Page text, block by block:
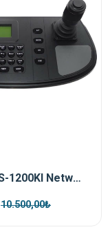
Hikvision DS-1200KI Network Kontrol Klavyesi
10.500,00₺